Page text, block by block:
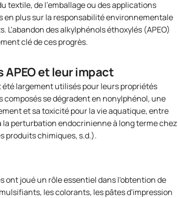
textile, de l'emballage ou des applications
plus sur la responsabilité environnementale
des alkylphénols éthoxylés (APEO)
clé de ces progrès.
APEO et leur impact
été largement utilisés pour leurs propriétés
se dégradent en nonylphénol, une
et sa toxicité pour la vie aquatique, entre
perturbation endocrinienne à long terme chez
produits chimiques, s.d.).
ont joué un rôle essentiel dans l'obtention de
les colorants, les pâtes d'impression